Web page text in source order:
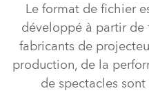
Le format de fichier
développé à partir de
fabricants de
production, de la
de spectacles